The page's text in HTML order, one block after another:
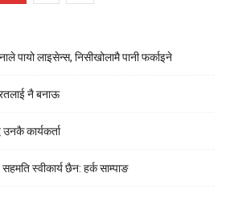
पायो लाइसेन्स, निसीखोलामै पानी फर्काइने
नै बनाऊ
उनकै कार्यकर्ता
सहमति स्वीकार्य छैन: हर्क साम्पाङ